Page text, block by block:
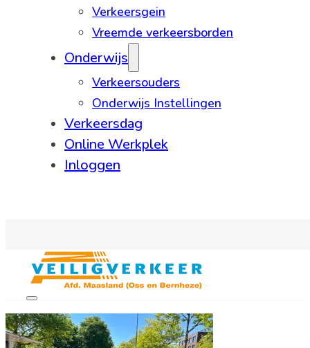
Verkeersgein
Vreemde verkeersborden
Onderwijs
Verkeersouders
Onderwijs Instellingen
Verkeersdag
Online Werkplek
Inloggen